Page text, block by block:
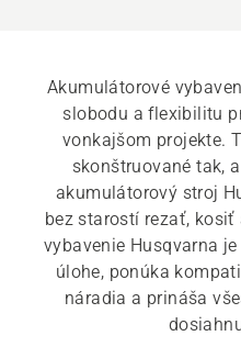
Akumulátorové
slobodu a flexibilitu
vonkajšom projekte.
skonštruované tak,
akumulátorový stroj
bez starostí rezať, kosiť
vybavenie Husqvarna
úlohe, ponúka
náradia a prináša